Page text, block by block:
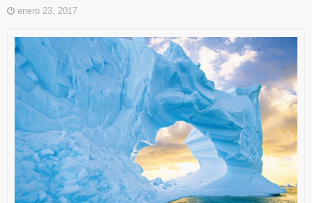
enero 23, 2017